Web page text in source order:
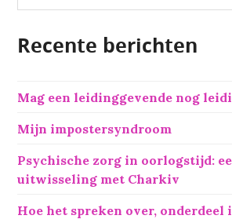
e
e
a
a
:
Recente berichten
Mag een leidinggevende nog
Mijn impostersyndroom
Psychische zorg in oorlogstijd:
uitwisseling met Charkiv
Hoe het spreken over, onderdeel